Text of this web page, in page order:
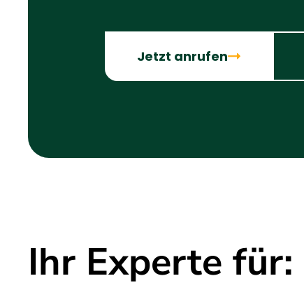
Jetzt anrufen
Ihr Experte für: